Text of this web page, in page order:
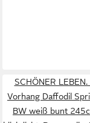
SCHÖNER
Vorhang Daffodil
BW weiß bunt